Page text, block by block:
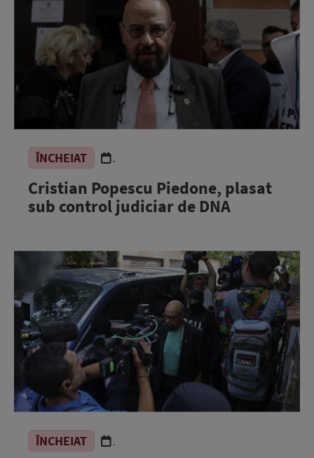
ÎNCHEIAT .
Cristian Popescu Piedone, plasat
sub control judiciar de DNA
ÎNCHEIAT .